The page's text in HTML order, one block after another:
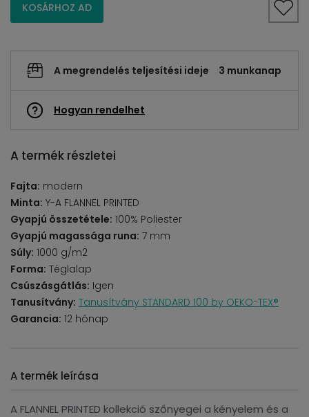
KOSÁRHOZ AD
A megrendelés teljesítési ideje 3 munkanap
Hogyan rendelhet
A termék részletei
Fajta: modern
Minta: Y-A FLANNEL PRINTED
Gyapjú összetétele: 100% Poliester
Gyapjú magassága runa: 7 mm
Súly: 1000 g/m2
Forma: Téglalap
Csúszásgátlás: Igen
Tanusítvány: Tanusítvány STANDARD 100 by OEKO-TEX®
Garancia: 12 hónap
A termék leírása
A FLANNEL PRINTED kollekció szőnyegei a kényelem és a